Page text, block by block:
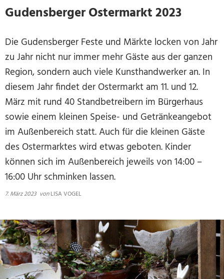
Gudensberger Ostermarkt 2023
Die Gudensberger Feste und Märkte locken von Jahr
zu Jahr nicht nur immer mehr Gäste aus der ganzen
Region, sondern auch viele Kunsthandwerker an. In
diesem Jahr findet der Ostermarkt am 11. und 12.
März mit rund 40 Standbetreibern im Bürgerhaus
sowie einem kleinen Speise- und Getränkeangebot
im Außenbereich statt. Auch für die kleinen Gäste
des Ostermarktes wird etwas geboten. Kinder
können sich im Außenbereich jeweils von 14:00 –
16:00 Uhr schminken lassen.
7. März 2023 vonLISA VOGEL